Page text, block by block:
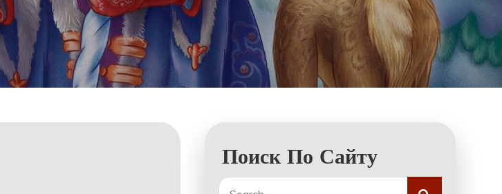
Поиск По Сайту
Search